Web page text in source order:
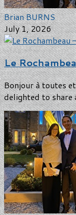
Brian BURNS
July 1, 2026
Le
Bonjour à toutes
delighted to share